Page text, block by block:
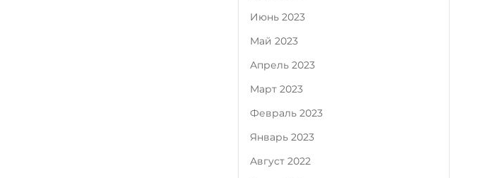
Июнь 2023
Май 2023
Апрель 2023
Март 2023
Февраль 2023
Январь 2023
Август 2022